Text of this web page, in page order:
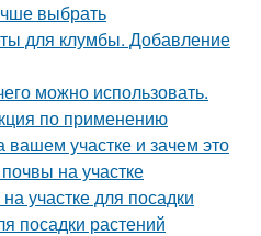
выбрать
для клумбы. Добавление
можно использовать.
по применению
вашем участке и зачем это
на участке
участке для посадки
посадки растений